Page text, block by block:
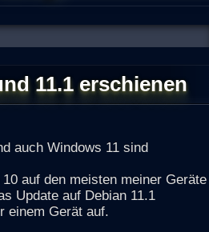
11.1 erschienen
auch Windows 11 sind
auf den meisten meiner Geräte
Update auf Debian 11.1
einem Gerät auf.